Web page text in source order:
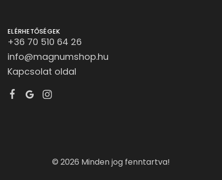
ELÉRHETŐSÉGEK
+36 70 510 64 26
info@magnumshop.hu
Kapcsolat oldal
© 2026 Minden jog fenntartva!